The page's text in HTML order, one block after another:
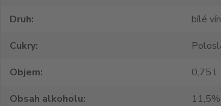
Druh
bílé
Cukry
Objem
0,75 l
Obsah alkoholu
11,5%